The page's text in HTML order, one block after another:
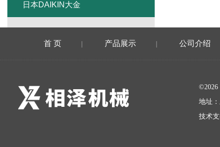
日本DAIKIN大金
首 页 | 产品展示 | 公司介绍
地址
技术